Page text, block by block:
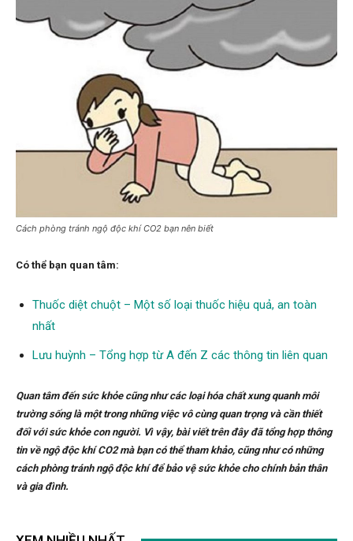
Cách phòng tránh ngộ độc khí CO2 bạn nên biết
Có thể bạn quan tâm:
Thuốc diệt chuột – Một số loại thuốc hiệu quả, an toàn
nhất
Lưu huỳnh – Tổng hợp từ A đến Z các thông tin liên quan
Quan tâm đến sức khỏe cũng như các loại hóa chất xung quanh môi
trường sống là một trong những việc vô cùng quan trọng và cần thiết
đối với sức khỏe con người. Vì vậy, bài viết trên đây đã tổng hợp thông
tin về ngộ độc khí CO2 mà bạn có thể tham khảo, cũng như có những
cách phòng tránh ngộ độc khí để bảo vệ sức khỏe cho chính bản thân
và gia đình.